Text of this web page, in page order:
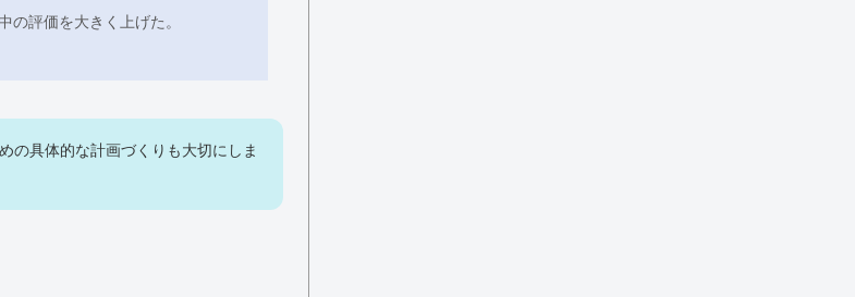
の評価を大きく上げた。
の具体的な計画づくりも大切にしま